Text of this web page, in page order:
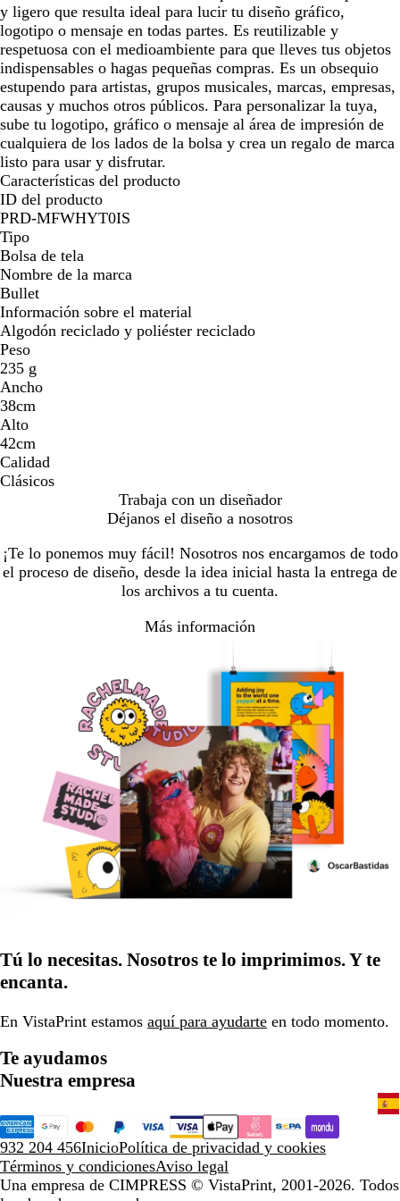
la
imagen
la
imagen
la
imagen
la
imagen
la
imagen
e
a
d
o
p
e
a
d
o
e
a
d
o
y ligero que resulta ideal para lucir tu diseño gráfico,
logotipo o mensaje en todas partes. Es reutilizable y
respetuosa con el medioambiente para que lleves tus objetos
indispensables o hagas pequeñas compras. Es un obsequio
estupendo para artistas, grupos musicales, marcas, empresas,
causas y muchos otros públicos. Para personalizar la tuya,
sube tu logotipo, gráfico o mensaje al área de impresión de
cualquiera de los lados de la bolsa y crea un regalo de marca
listo para usar y disfrutar.
Características del producto
ID del producto
PRD-MFWHYT0IS
Tipo
Bolsa de tela
Nombre de la marca
Bullet
Información sobre el material
Algodón reciclado y poliéster reciclado
Peso
235 g
Ancho
38cm
Alto
42cm
Calidad
Clásicos
Trabaja con un diseñador
Déjanos el diseño a nosotros
¡Te lo ponemos muy fácil! Nosotros nos encargamos de todo
el proceso de diseño, desde la idea inicial hasta la entrega de
los archivos a tu cuenta.
Más información
Tú lo necesitas. Nosotros te lo imprimimos. Y te
encanta.
En VistaPrint estamos aquí para ayudarte en todo momento.
Te ayudamos
Nuestra empresa
932 204 456InicioPolítica de privacidad y cookies
Términos y condicionesAviso legal
Una empresa de CIMPRESS © VistaPrint, 2001-2026. Todos